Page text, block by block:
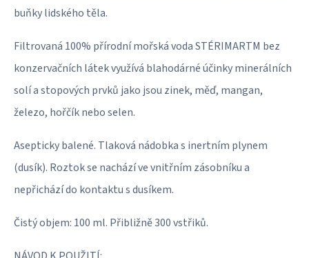
buňky lidského těla.
Filtrovaná 100% přírodní mořská voda STÉRIMARTM bez
konzervačních látek využívá blahodárné účinky minerálních
solí a stopových prvků jako jsou zinek, měď, mangan,
železo, hořčík nebo selen.
Asepticky balené. Tlaková nádobka s inertním plynem
(dusík). Roztok se nachází ve vnitřním zásobníku a
nepřichází do kontaktu s dusíkem.
Čistý objem: 100 ml. Přibližně 300 vstřiků.